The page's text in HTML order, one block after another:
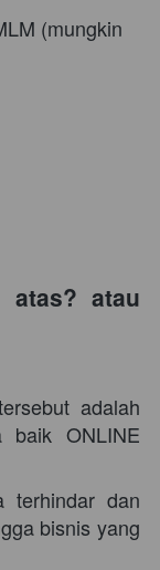
(mungkin
atas? atau
adalah
baik ONLINE
terhindar dan
bisnis yang